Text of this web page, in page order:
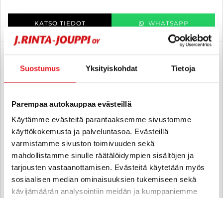
Suostumus Yksityiskohdat Tietoja
Parempaa autokauppaa evästeillä
Käytämme evästeitä parantaaksemme sivustomme
käyttökokemusta ja palveluntasoa. Evästeillä
varmistamme sivuston toimivuuden sekä
mahdollistamme sinulle räätälöidympien sisältöjen ja
tarjousten vastaanottamisen. Evästeitä käytetään myös
sosiaalisen median ominaisuuksien tukemiseen sekä
kävijämäärän analysointiin meidän ja kumppaniemme
KATSO TIEDOT WHATSAPP